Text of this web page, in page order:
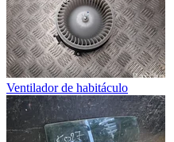
Ventilador de habitáculo